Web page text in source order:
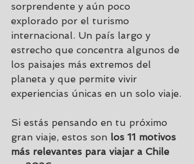
sorprendente y aún poco
explorado por el turismo
internacional. Un país largo y
estrecho que concentra algunos de
los paisajes más extremos del
planeta y que permite vivir
experiencias únicas en un solo viaje.
Si estás pensando en tu próximo
gran viaje, estos son los 11 motivos
más relevantes para viajar a Chile